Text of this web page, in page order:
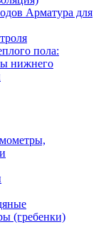
Арматура для
пола:
нижнего
(гребенки)